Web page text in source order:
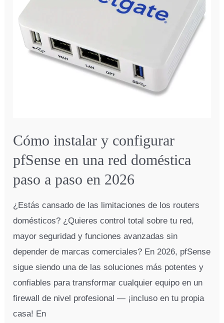
análisis
profesional
Cómo instalar y configurar
pfSense en una red doméstica
paso a paso en 2026
¿Estás cansado de las limitaciones de los routers
domésticos? ¿Quieres control total sobre tu red,
mayor seguridad y funciones avanzadas sin
depender de marcas comerciales? En 2026, pfSense
sigue siendo una de las soluciones más potentes y
confiables para transformar cualquier equipo en un
firewall de nivel profesional — ¡incluso en tu propia
casa! En